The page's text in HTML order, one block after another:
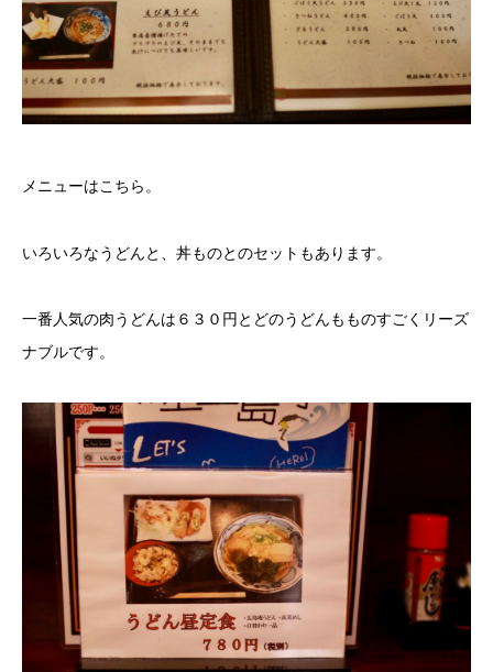
メニューはこちら。
いろいろなうどんと、丼ものとのセットもあります。
一番人気の肉うどんは６３０円とどのうどんもものすごくリーズ
ナブルです。